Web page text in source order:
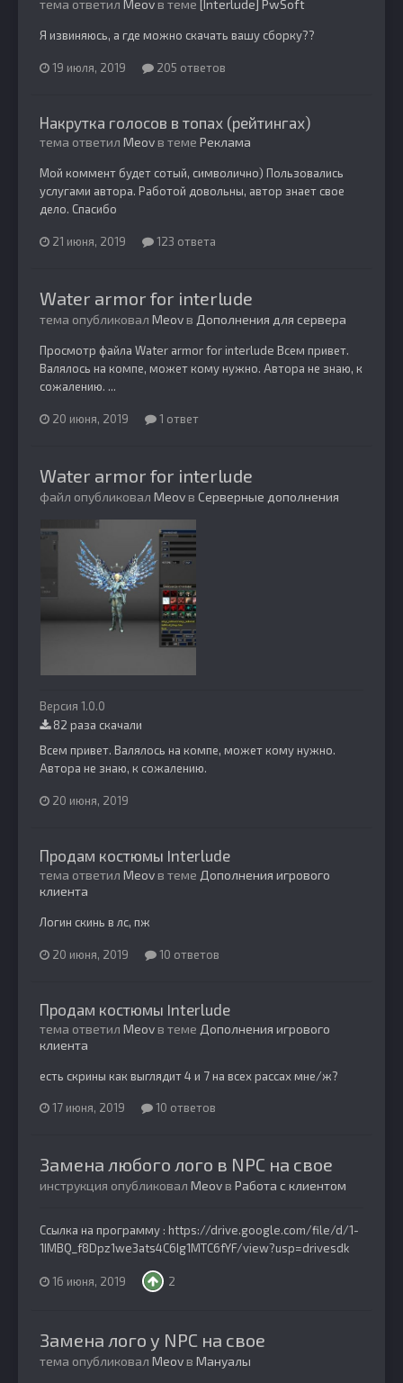
тема ответил Meovв теме [Interlude] PwSoft
Я извиняюсь, а где можно скачать вашу сборку??
19 июля, 2019 205 ответов
Накрутка голосов в топах (рейтингах)
тема ответил Meovв теме Реклама
Мой коммент будет сотый, символично) Пользовались
услугами автора. Работой довольны, автор знает свое
дело. Спасибо
21 июня, 2019 123 ответа
Water armor for interlude
тема опубликовал Meovв Дополнения для сервера
Просмотр файла Water armor for interlude Всем привет.
Валялось на компе, может кому нужно. Автора не знаю, к
сожалению. ...
20 июня, 2019 1 ответ
Water armor for interlude
файл опубликовал Meovв Серверные дополнения
Версия 1.0.0
82 раза скачали
Всем привет. Валялось на компе, может кому нужно.
Автора не знаю, к сожалению.
20 июня, 2019
Продам костюмы Interlude
тема ответил Meovв теме Дополнения игрового
клиента
Логин скинь в лс, пж
20 июня, 2019 10 ответов
Продам костюмы Interlude
тема ответил Meovв теме Дополнения игрового
клиента
есть скрины как выглядит 4 и 7 на всех рассах мне/ж?
17 июня, 2019 10 ответов
Замена любого лого в NPC на свое
инструкция опубликовал Meovв Работа с клиентом
Ссылка на программу : https://drive.google.com/file/d/1-
1IMBQ_f8Dpz1we3ats4C6Ig1MTC6fYF/view?usp=drivesdk
16 июня, 2019 2
Замена лого у NPC на свое
тема опубликовал Meovв Мануалы